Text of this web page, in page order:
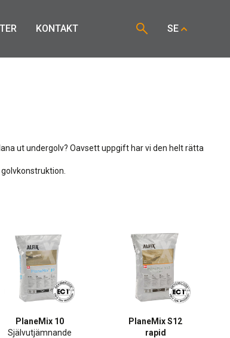
KONTAKT SE
ut undergolv? Oavsett uppgift har vi den helt rätta
PlaneMix 10
Självutjämnande
PlaneMix S12
rapid